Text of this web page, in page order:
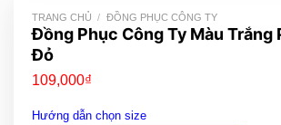
TRANG CHỦ / ĐỒNG PHỤC CÔNG TY
Đồng Phục Công Ty Màu Trắng
Đỏ
109,000₫
Hướng dẫn chọn size